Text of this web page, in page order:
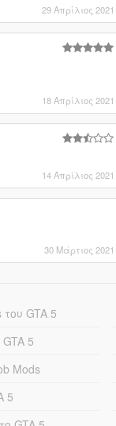
29 Απρίλιος 2021
18 Απρίλιος 2021
14 Απρίλιος 2021
30 Μάρτιος 2021
GTA 5
5
Mods
5